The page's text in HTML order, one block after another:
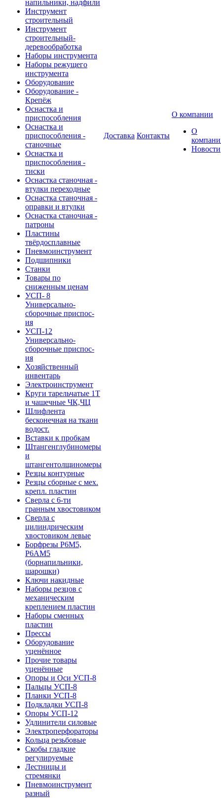
напильники, надфили
Инструмент
строительный
Инструмент
строительный-
деревообработка
Наборы инструмента
Наборы режущего
инструмента
Оборудование
Оборудование -
Крепёж
Оснастка и
приспособления
Оснастка и
приспособления -
станочные
Оснастка и
приспособления -
тиски
Оснастка станочная -
втулки переходные
Оснастка станочная -
оправки и втулки
Оснастка станочная -
патроны
Пластины
твёрдосплавные
Пневмоинструмент
Подшипники
Станки
Товары по
сниженным ценам
УСП- 8
Универсально-
сборочные приспос-
ия
УСП-12
Универсально-
сборочные приспос-
ия
Хозяйственный
инвентарь
Электроинструмент
Круги тарельчатые 1Т
и чашечные ЧК,ЧЦ
Шлифлента
бесконечная на ткани
водост.
Вставки к пробкам
Штангенглубиномеры
и
штангентолщиномеры
Резцы контурные
Резцы сборные с мех.
крепл. пластин
Сверла с 6-ти
гранным хвостовиком
Сверла с
цилиндрическим
хвостовиком левые
Борфрезы Р6М5,
Р6АМ5
(борнапильники,
шарошки)
Ключи накидные
Наборы резцов с
механическим
креплением пластин
Наборы сменных
пластин
Прессы
Оборудование
уценённое
Прочие товары
уценённые
Опоры и Оси УСП-8
Пальцы УСП-8
Планки УСП-8
Подкладки УСП-8
Опоры УСП-12
Удлинители силовые
Электроперфораторы
Кольца резьбовые
Скобы гладкие
регулируемые
Лестницы и
стремянки
Пневмоинструмент
разный
Доставка Контакты
О компании
О
Новости